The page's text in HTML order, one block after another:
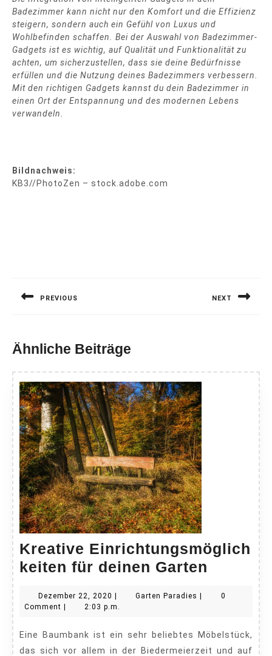
Badezimmer kann nicht nur den Komfort und die Effizienz
steigern, sondern auch ein Gefühl von Luxus und
Wohlbefinden schaffen. Bei der Auswahl von Badezimmer-
Gadgets ist es wichtig, auf Qualität und Funktionalität zu
achten, um sicherzustellen, dass sie deine Bedürfnisse
erfüllen und die Nutzung deines Badezimmers verbessern.
Mit den richtigen Gadgets kannst du dein Badezimmer in
einen Ort der Entspannung und des modernen Lebens
verwandeln.
Bildnachweis:
KB3//PhotoZen – stock.adobe.com
PREVIOUS NEXT
Ähnliche Beiträge
Kreative Einrichtungsmöglich
keiten für deinen Garten
deinen
Garten
Dezember 22, 2020 Dezember
22,
| Garten Paradies Garten
|
0
Comment | 2:03 p.m.
Eine Baumbank ist ein sehr beliebtes Möbelstück,
das sich vor allem in der Biedermeierzeit und auf